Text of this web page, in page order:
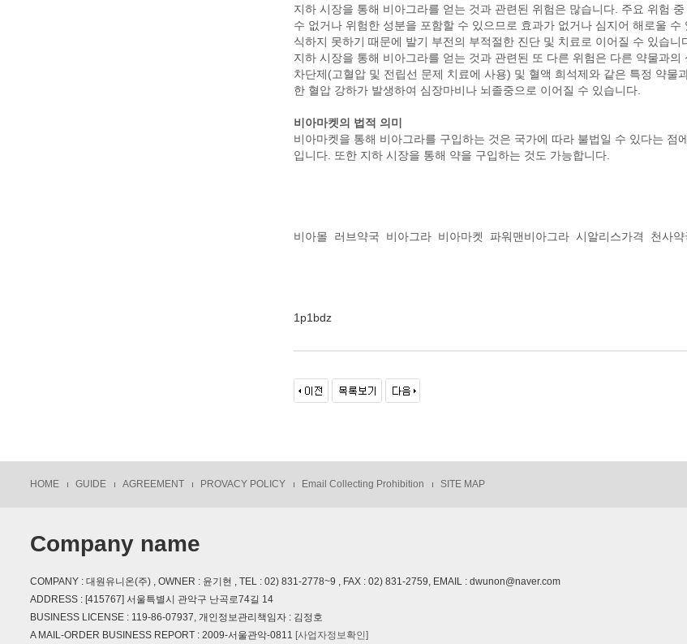
지하 시장을 통해 비아그라를 얻는 것과 관련된 위험은 많습니다. 주요 위험
수 없거나 위험한 성분을 포함할 수 있으므로 효과가 없거나 심지어 해로울
식하지 못하기 때문에 발기 부전의 부적절한 진단 및 치료로 이어질 수 있습니
지하 시장을 통해 비아그라를 얻는 것과 관련된 또 다른 위험은 다른 약물과
차단제(고혈압 및 전립선 문제 치료에 사용) 및 혈액 희석제와 같은 특정 약
한 혈압 강하가 발생하여 심장마비나 뇌졸중으로 이어질 수 있습니다.
비아마켓의 법적 의미
비아마켓을 통해 비아그라를 구입하는 것은 국가에 따라 불법일 수 있다는
입니다. 또한 지하 시장을 통해 약을 구입하는 것도 가능합니다.
비아몰 러브약국 비아그라 비아마켓 파워맨비아그라 시알리스가격 천사약
1p1bdz
HOME GUIDE AGREEMENT PROVACY POLICY Email Collecting Prohibition SITE MAP
Company name
COMPANY : 대원유니온(주) , OWNER : 윤기현 , TEL : 02) 831-2778~9 , FAX : 02) 831-2759, EMAIL : dwunon@naver.com
ADDRESS : [415767] 서울특별시 관악구 난곡로74길 14
BUSINESS LICENSE : 119-86-07937, 개인정보관리책임자 : 김정호
A MAIL-ORDER BUSINESS REPORT : 2009-서울관악-0811 [사업자정보확인]